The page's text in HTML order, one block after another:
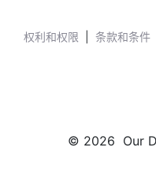
权利和权限 条款和条件
© 2026 Our